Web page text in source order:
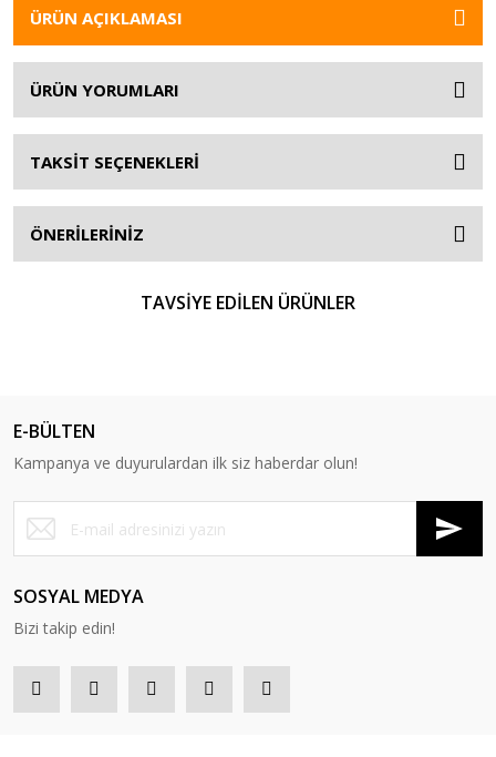
ÜRÜN AÇIKLAMASI
ÜRÜN YORUMLARI
TAKSİT SEÇENEKLERİ
ÖNERİLERİNİZ
TAVSİYE EDİLEN ÜRÜNLER
E-BÜLTEN
Kampanya ve duyurulardan ilk siz haberdar olun!
SOSYAL MEDYA
Bizi takip edin!